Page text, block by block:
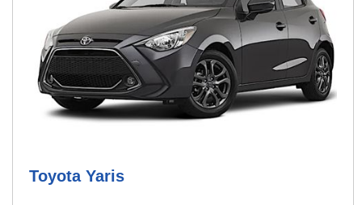
Toyota Yaris